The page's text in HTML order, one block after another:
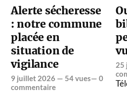
Alerte sécheresse
: notre commune
placée en
situation de
vigilance
9 juillet 2026 — 54 vues—0
commentaire
25